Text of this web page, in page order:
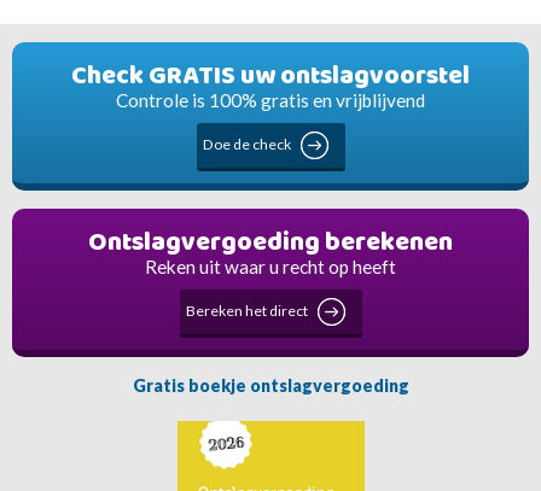
Check GRATIS uw ontslagvoorstel
Controle is 100% gratis en vrijblijvend
Doe de check
Ontslagvergoeding berekenen
Reken uit waar u recht op heeft
Bereken het direct
Gratis boekje ontslagvergoeding